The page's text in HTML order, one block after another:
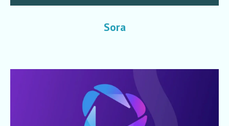
Sora